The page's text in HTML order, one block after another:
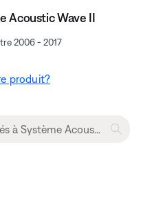
Acoustic Wave II
2006 - 2017
produit?